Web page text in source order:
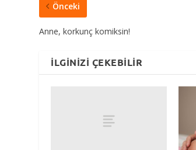
Önceki
Anne, korkunç komiksin!
İLGINIZI ÇEKEBILIR